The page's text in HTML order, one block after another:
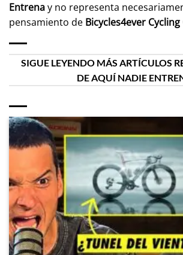
Entrenay no representa
pensamiento de Bicycles4ever
SIGUE LEYENDO MÁS ARTÍCULOS
DE AQUÍ NADIE